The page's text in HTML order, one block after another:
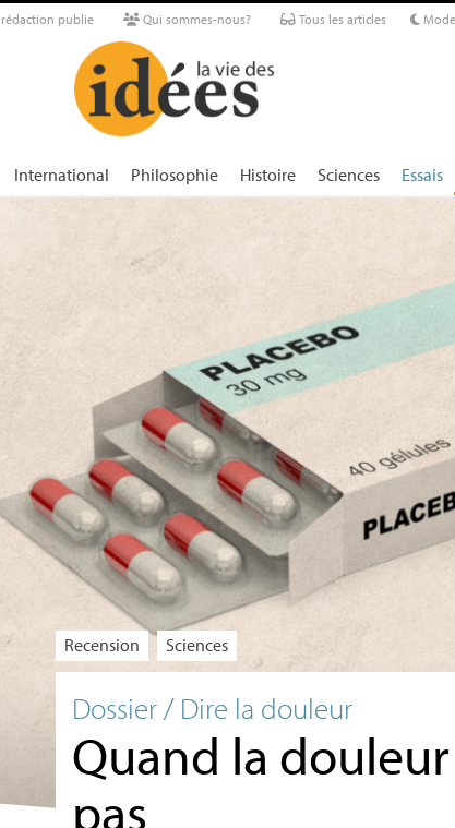
rédaction publie Qui sommes-nous? Tous les articles
International Philosophie Histoire Sciences Essais
Recension Sciences
Dossier / Dire la douleur
Quand la
pas